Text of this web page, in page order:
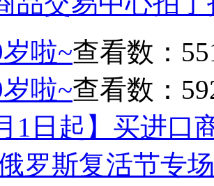
啦~查看数：
啦~查看数：
1日起】买进口
俄罗斯复活节专